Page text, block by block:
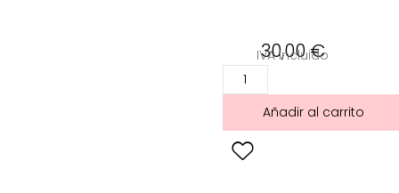
30,00€
IVA incluido
Añadir al carrito